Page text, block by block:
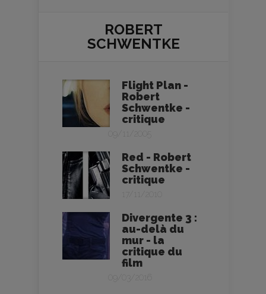
ROBERT
SCHWENTKE
Flight Plan -
Robert
Schwentke -
critique
09/11/2005
Red - Robert
Schwentke -
critique
17/11/2010
Divergente 3 :
au-delà du
mur - la
critique du
film
09/03/2016